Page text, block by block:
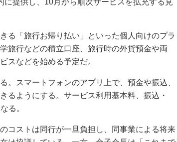
る「旅行お帰り払い」といった個人向けのプラ
旅行などの積立口座、旅行時の外貨預金や両
スなどを始める予定だ。
スマートフォンのアプリ上で、預金や振込、
るようにする。サービス利用基本料、振込・
る。
コストは同行が一旦負担し、同事業による将来